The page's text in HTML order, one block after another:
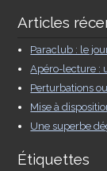
Articles
Paraclub : le
Apéro-lecture :
Perturbations
Mise à
Une superbe
Étiquettes